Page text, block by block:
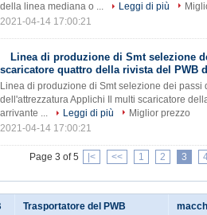
della linea mediana o ...
Leggi di più
2021-04-14 17:00:21
Linea di produzione di Smt selezione
scaricatore quattro della rivista del PWB
Linea di produzione di Smt selezione dei
dell'attrezzatura Applichi Il multi scaricatore
arrivante ...
Leggi di più
Miglior prezzo
2021-04-14 17:00:21
Page 3 of 5 |< << 1 2 3
Trasportatore del PWB